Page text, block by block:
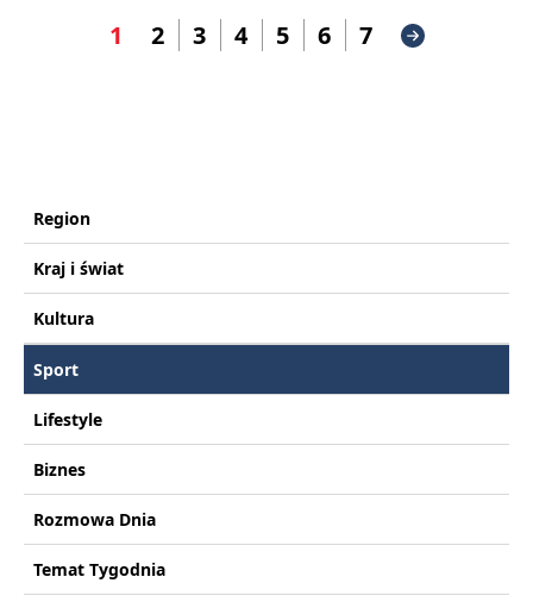
1 2 3 4 5 6 7
Region
Kraj i świat
Kultura
Sport
Lifestyle
Biznes
Rozmowa Dnia
Temat Tygodnia